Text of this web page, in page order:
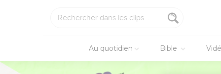
Au quotidien Bible